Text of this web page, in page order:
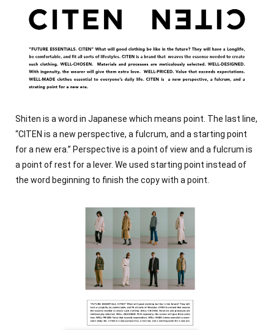
Director
30+
Contact
Shiten is a word in Japanese which means point. The last line,
“CITEN is a new perspective, a fulcrum, and a starting point
for a new era.” Perspective is a point of view and a fulcrum is
a point of rest for a lever. We used starting point instead of
the word beginning to finish the copy with a point.